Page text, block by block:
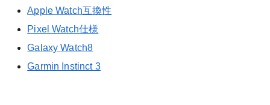
Apple Watch互換性
Pixel Watch仕様
Galaxy Watch8
Garmin Instinct 3